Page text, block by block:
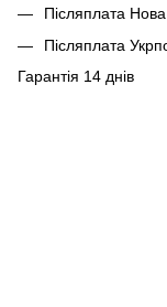
Післяплата
Післяплата
Гарантія 14 днів